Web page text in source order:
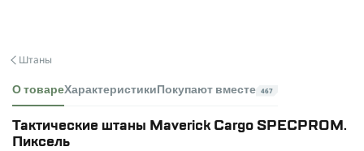
Штаны
О товареХарактеристики Покупают вместе 467
Тактические штаны Maverick Cargo SPECPROM.
Пиксель